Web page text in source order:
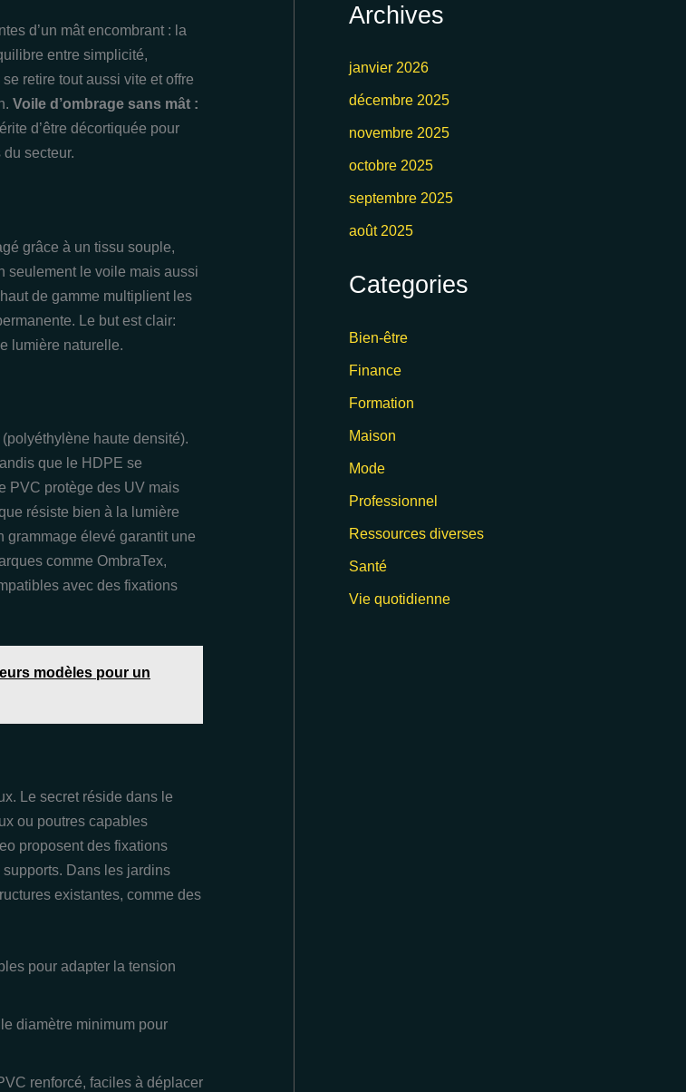
d’un mât encombrant : la
entre simplicité,
retire tout aussi vite et offre
Voile d’ombrage sans mât :
d’être décortiquée pour
secteur.
grâce à un tissu souple,
seulement le voile mais aussi
de gamme multiplient les
Le but est clair:
lumière naturelle.
haute densité).
que le HDPE se
PVC protège des UV mais
résiste bien à la lumière
grammage élevé garantit une
comme OmbraTex,
avec des fixations
modèles pour un
Le secret réside dans le
ou poutres capables
proposent des fixations
Dans les jardins
existantes, comme des
pour adapter la tension
diamètre minimum pour
renforcé, faciles à déplacer
Archives
janvier 2026
décembre 2025
novembre 2025
octobre 2025
septembre 2025
août 2025
Categories
Bien-être
Finance
Formation
Maison
Mode
Professionnel
Ressources diverses
Santé
Vie quotidienne